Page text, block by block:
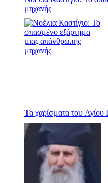
μηχανής
Τα χαρίσματα του